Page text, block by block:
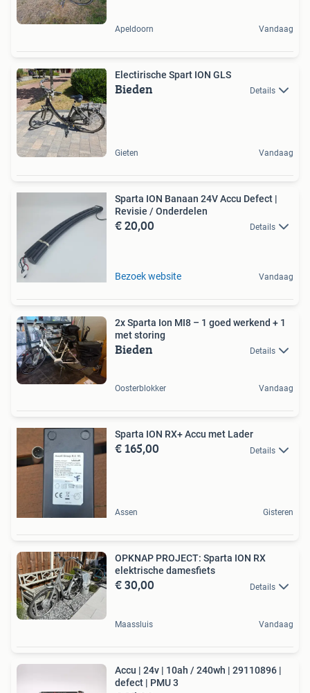
Apeldoorn Vandaag
Electirische Spart ION GLS
Bieden Details
Gieten Vandaag
Sparta ION Banaan 24V Accu Defect |
Revisie / Onderdelen
€ 20,00 Details
Bezoek website Vandaag
2x Sparta Ion MI8 – 1 goed werkend + 1
met storing
Bieden Details
Oosterblokker Vandaag
Sparta ION RX+ Accu met Lader
€ 165,00 Details
Assen Gisteren
OPKNAP PROJECT: Sparta ION RX
elektrische damesfiets
€ 30,00 Details
Maassluis Vandaag
Accu | 24v | 10ah / 240wh | 29110896 |
defect | PMU 3